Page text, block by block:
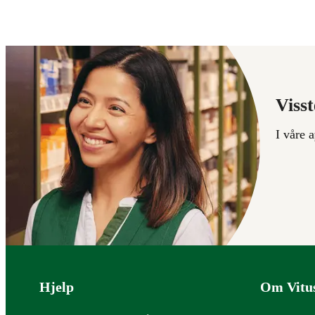
I våre
Bunntekst
Hjelp Om